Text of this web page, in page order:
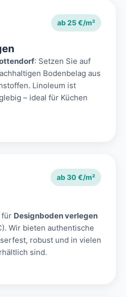
ab 25 €/m²
: Setzen Sie auf
Bodenbelag aus
Linoleum ist
– ideal für Küchen
ab 30 €/m²
für Designboden verlegen
Wir bieten authentische
robust und in vielen
sind.